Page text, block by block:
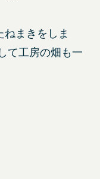
ねまきをしま
て工房の畑も一